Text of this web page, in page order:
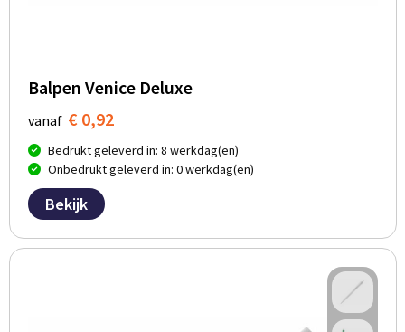
Balpen Venice Deluxe
vanaf € 0,92
Bedrukt geleverd in: 8 werkdag(en)
Onbedrukt geleverd in: 0 werkdag(en)
Bekijk